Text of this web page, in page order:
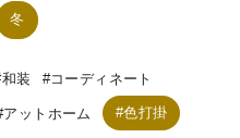
冬
和装 コーディネート
アットホーム 色打掛